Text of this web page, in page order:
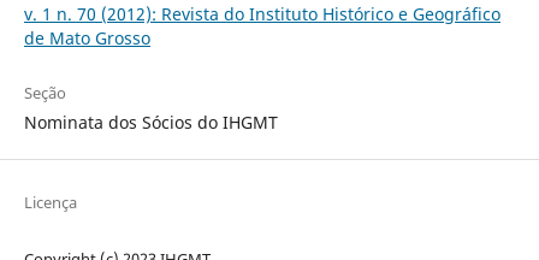
v. 1 n. 70 (2012): Revista do Instituto Histórico e Geográfico
de Mato Grosso
Seção
Nominata dos Sócios do IHGMT
Licença